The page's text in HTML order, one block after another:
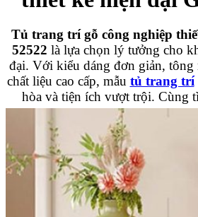
Tủ trang trí gỗ công nghiệp
52522 là lựa chọn lý tưởng cho
đại. Với kiểu dáng đơn giản, tông
chất liệu cao cấp, mẫu tủ trang trí
hòa và tiện ích vượt trội. Cùng